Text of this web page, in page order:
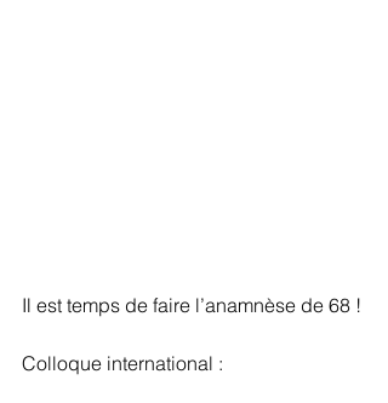
Il est temps de faire l’anamnèse de 68 !
Colloque international :